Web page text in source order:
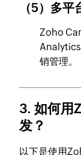
（5）多平
Zoho
销管理。
3. 如何用
发？
以下是使用